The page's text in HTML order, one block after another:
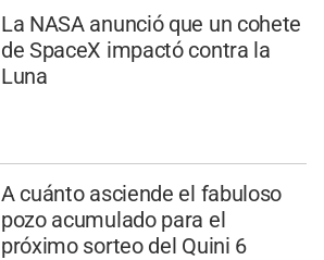
La NASA anunció que un cohete
de SpaceX impactó contra la
Luna
A cuánto asciende el fabuloso
pozo acumulado para el
próximo sorteo del Quini 6